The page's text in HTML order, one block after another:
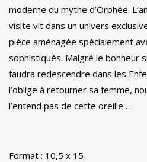
moderne du mythe d’Orphée.
visite vit dans un univers
pièce aménagée spécialement
sophistiqués. Malgré le bonheur
faudra redescendre dans les
l’oblige à retourner sa femme,
l’entend pas de cette oreille…
Format : 10,5 x 15